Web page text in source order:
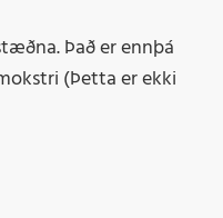
Það er ennþá
(Þetta er ekki